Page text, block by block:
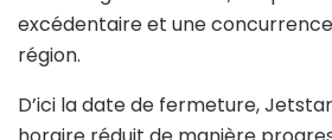
excédentaire et une
région.
D’ici la date de fermeture,